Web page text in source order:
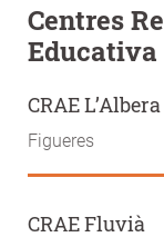
Centres
Educativa
CRAE L’Albera
Figueres
CRAE Fluvià